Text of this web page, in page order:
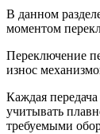
В данном
моментом
Переключение
износ
Каждая
учитывать
требуемыми